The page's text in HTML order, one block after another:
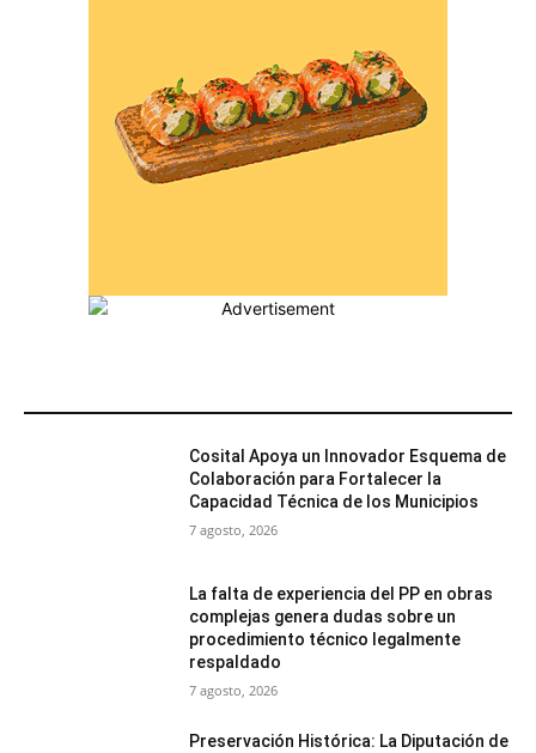
Cosital Apoya un Innovador Esquema de
Colaboración para Fortalecer la
Capacidad Técnica de los Municipios
7 agosto, 2026
La falta de experiencia del PP en obras
complejas genera dudas sobre un
procedimiento técnico legalmente
respaldado
7 agosto, 2026
Preservación Histórica: La Diputación de